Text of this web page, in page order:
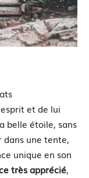
et de lui
belle étoile, sans
dans une tente,
unique en son
très apprécié,